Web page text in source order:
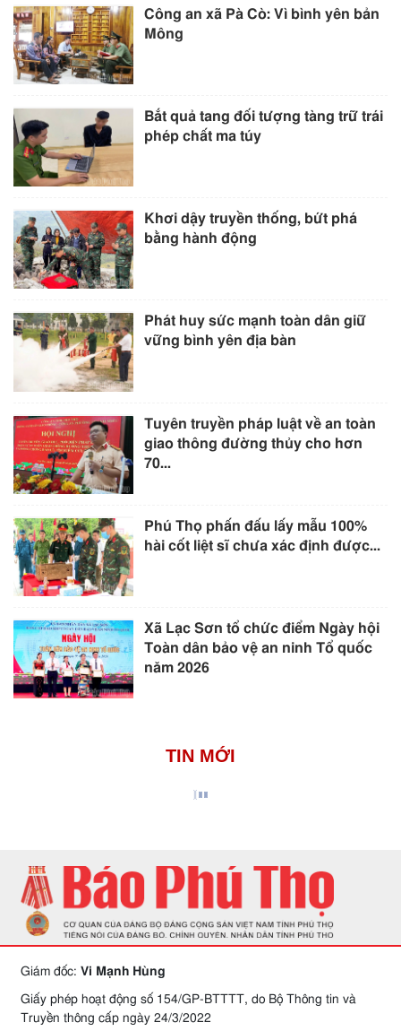
Công an xã Pà Cò: Vì bình yên bản
Mông
Bắt quả tang đối tượng tàng trữ trái
phép chất ma túy
Khơi dậy truyền thống, bứt phá
bằng hành động
Phát huy sức mạnh toàn dân giữ
vững bình yên địa bàn
Tuyên truyền pháp luật về an toàn
giao thông đường thủy cho hơn
70...
Phú Thọ phấn đấu lấy mẫu 100%
hài cốt liệt sĩ chưa xác định được...
Xã Lạc Sơn tổ chức điểm Ngày hội
Toàn dân bảo vệ an ninh Tổ quốc
năm 2026
TIN MỚI
Giám đốc: Vi Mạnh Hùng
Giấy phép hoạt động số 154/GP-BTTTT, do Bộ Thông tin và
Truyền thông cấp ngày 24/3/2022